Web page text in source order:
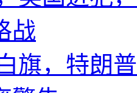
战
旗，特朗